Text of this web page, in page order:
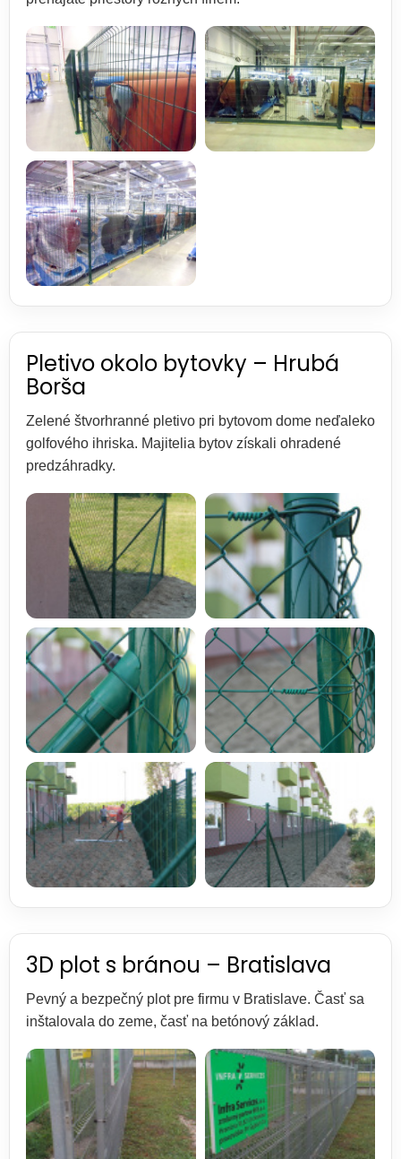
Pletivo okolo bytovky – Hrubá
Borša
Zelené štvorhranné pletivo pri bytovom dome neďaleko
golfového ihriska. Majitelia bytov získali ohradené
predzáhradky.
3D plot s bránou – Bratislava
Pevný a bezpečný plot pre firmu v Bratislave. Časť sa
inštalovala do zeme, časť na betónový základ.